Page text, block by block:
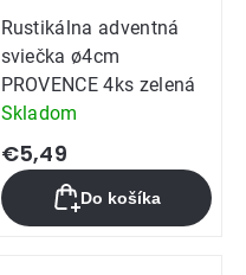
Rustikálna adventná
sviečka ø4cm
PROVENCE 4ks zelená
Skladom
€5,49
Do košíka